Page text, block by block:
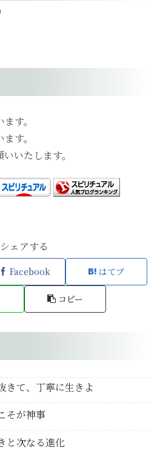
す。
す。
いたします。
シェアする
Facebook はてブ
コピー
きて、丁寧に生きよ
そが神事
と次なる進化